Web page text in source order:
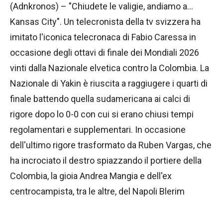
(Adnkronos) – "Chiudete le valigie, andiamo a…
Kansas City". Un telecronista della tv svizzera ha
imitato l'iconica telecronaca di Fabio Caressa in
occasione degli ottavi di finale dei Mondiali 2026
vinti dalla Nazionale elvetica contro la Colombia. La
Nazionale di Yakin è riuscita a raggiugere i quarti di
finale battendo quella sudamericana ai calci di
rigore dopo lo 0-0 con cui si erano chiusi tempi
regolamentari e supplementari. In occasione
dell'ultimo rigore trasformato da Ruben Vargas, che
ha incrociato il destro spiazzando il portiere della
Colombia, la gioia Andrea Mangia e dell'ex
centrocampista, tra le altre, del Napoli Blerim